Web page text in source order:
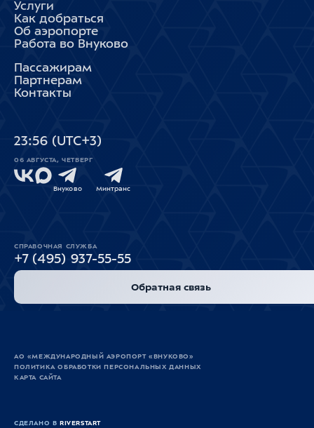
Услуги
Как добраться
Об аэропорте
Работа во Внуково
Пассажирам
Партнерам
Контакты
23 56 (UTC+3)
06 АВГУСТА, ЧЕТВЕРГ
Внуково Минтранс
СПРАВОЧНАЯ СЛУЖБА
+7 (495) 937-55-55
Обратная связь
АО «МЕЖДУНАРОДНЫЙ АЭРОПОРТ «ВНУКОВО»
ПОЛИТИКА ОБРАБОТКИ ПЕРСОНАЛЬНЫХ ДАННЫХ
КАРТА САЙТА
СДЕЛАНО В RIVERSTART